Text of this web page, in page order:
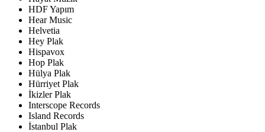
HDF Yapım
Hear Music
Helvetia
Hey Plak
Hispavox
Hop Plak
Hülya Plak
Hürriyet Plak
İkizler Plak
Interscope Records
Island Records
İstanbul Plak